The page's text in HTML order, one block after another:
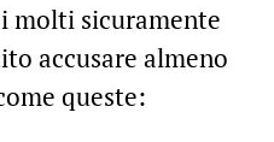
molti sicuramente
accusare almeno
queste: